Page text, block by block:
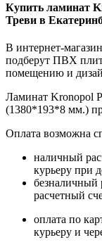
Купить ламинат
Треви в
В интернет-
подберут ПВХ
помещению и
Ламинат Kronopol
(1380*193*8 мм.)
Оплата возможна
наличный
курьеру при
безналичный
расчетный
оплата по
курьеру и